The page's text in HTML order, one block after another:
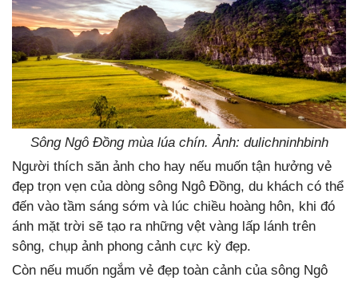
Sông Ngô Đồng mùa lúa chín. Ảnh: dulichninhbinh
Người thích săn ảnh cho hay nếu muốn tận hưởng vẻ
đẹp trọn vẹn của dòng sông Ngô Đồng, du khách có thể
đến vào tầm sáng sớm và lúc chiều hoàng hôn, khi đó
ánh mặt trời sẽ tạo ra những vệt vàng lấp lánh trên
sông, chụp ảnh phong cảnh cực kỳ đẹp.
Còn nếu muốn ngắm vẻ đẹp toàn cảnh của sông Ngô